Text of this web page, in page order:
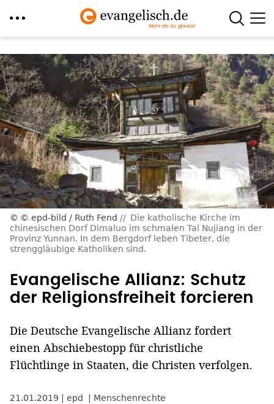
zum
Inhalt
© epd-bild / Ruth Fend
Die katholische Kirche im
chinesischen Dorf Dimaluo im schmalen Tal Nujiang in der
Provinz Yunnan. In dem Bergdorf leben Tibeter, die
strenggläubige Katholiken sind.
Evangelische Allianz: Schutz
der Religionsfreiheit forcieren
Die Deutsche Evangelische Allianz fordert
einen Abschiebestopp für christliche
Flüchtlinge in Staaten, die Christen verfolgen.
21.01.2019 epd Menschenrechte